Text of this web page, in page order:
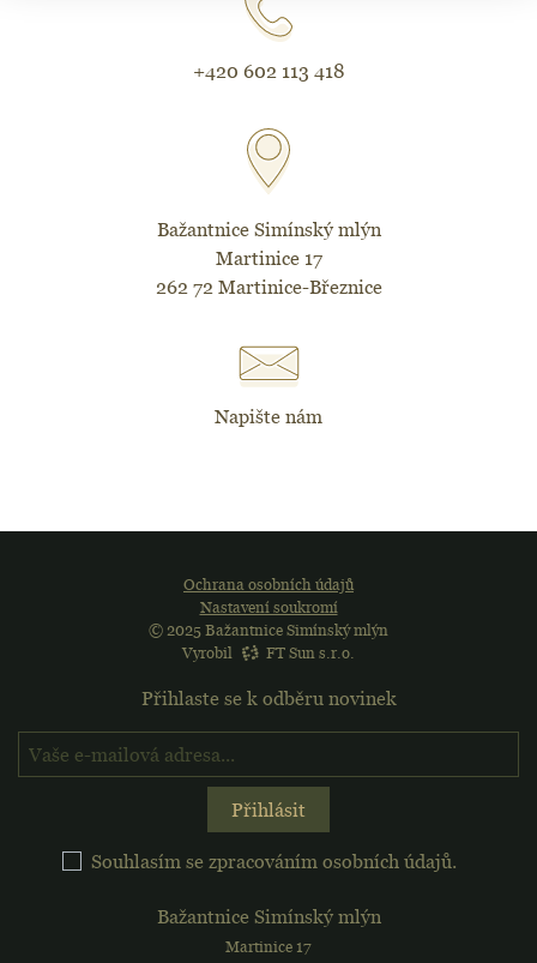
+420 602 113 418
Bažantnice Simínský mlýn
Martinice 17
262 72 Martinice-Březnice
Napište nám
Ochrana osobních údajů
Nastavení soukromí
© 2025 Bažantnice Simínský mlýn
Vyrobil
FT Sun s.r.o.
Přihlaste se k odběru novinek
Přihlásit
Souhlasím se zpracováním osobních údajů.
Bažantnice Simínský mlýn
Martinice 17